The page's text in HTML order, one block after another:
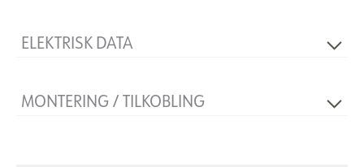
ELEKTRISK DATA
Isolasjonsklasse 2
MONTERING / TILKOBLING